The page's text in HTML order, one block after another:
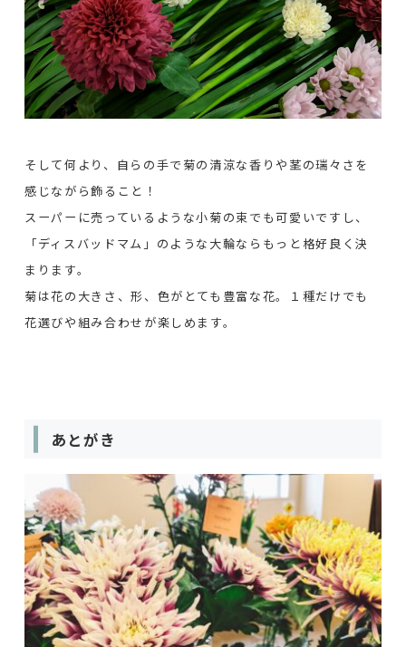
そして何より、自らの手で菊の清涼な香りや茎の瑞々さを
感じながら飾ること！
スーパーに売っているような小菊の束でも可愛いですし、
「ディスバッドマム」のような大輪ならもっと格好良く決
まります。
菊は花の大きさ、形、色がとても豊富な花。１種だけでも
花選びや組み合わせが楽しめます。
あとがき